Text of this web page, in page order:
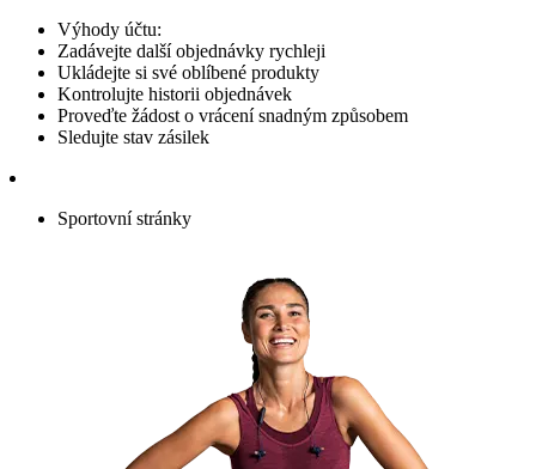
Výhody účtu:
Zadávejte další objednávky rychleji
Ukládejte si své oblíbené produkty
Kontrolujte historii objednávek
Proveďte žádost o vrácení snadným způsobem
Sledujte stav zásilek
Sportovní stránky